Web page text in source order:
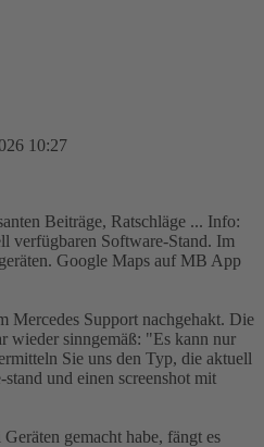
10:27
Beiträge, Ratschläge ... Info:
verfügbaren Software-Stand. Im
Google Maps auf MB App
Mercedes Support nachgehakt. Die
sinngemäß: "Es kann nur
Sie uns den Typ, die aktuell
und einen screenshot mit
gemacht habe, fängt es